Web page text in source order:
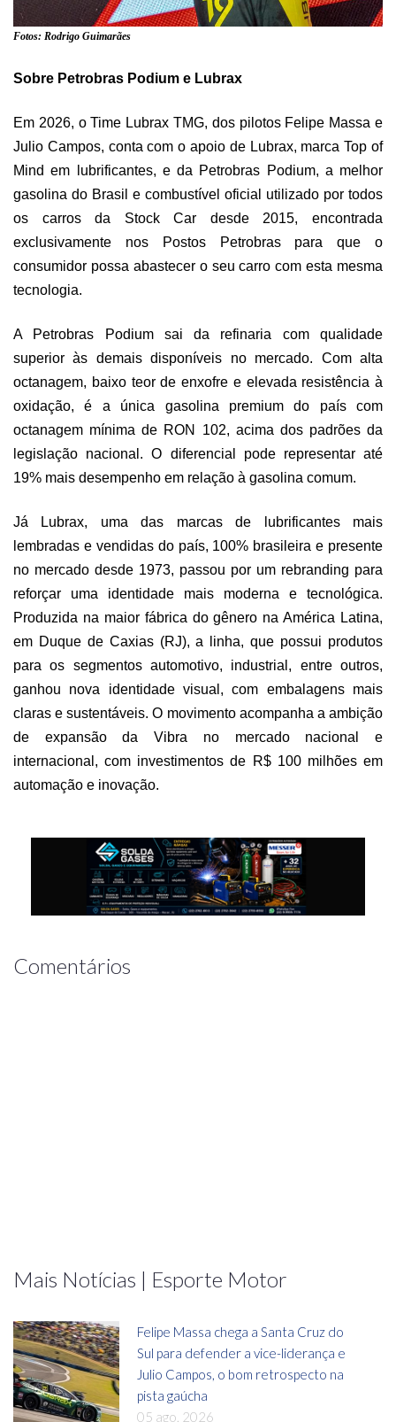
Fotos: Rodrigo Guimarães
Sobre Petrobras Podium e Lubrax
Em 2026, o Time Lubrax TMG, dos pilotos Felipe Massa e
Julio Campos, conta com o apoio de Lubrax, marca Top of
Mind em lubrificantes, e da Petrobras Podium, a melhor
gasolina do Brasil e combustível oficial utilizado por todos
os carros da Stock Car desde 2015, encontrada
exclusivamente nos Postos Petrobras para que o
consumidor possa abastecer o seu carro com esta mesma
tecnologia.
A Petrobras Podium sai da refinaria com qualidade
superior às demais disponíveis no mercado. Com alta
octanagem, baixo teor de enxofre e elevada resistência à
oxidação, é a única gasolina premium do país com
octanagem mínima de RON 102, acima dos padrões da
legislação nacional. O diferencial pode representar até
19% mais desempenho em relação à gasolina comum.
Já Lubrax, uma das marcas de lubrificantes mais
lembradas e vendidas do país, 100% brasileira e presente
no mercado desde 1973, passou por um rebranding para
reforçar uma identidade mais moderna e tecnológica.
Produzida na maior fábrica do gênero na América Latina,
em Duque de Caxias (RJ), a linha, que possui produtos
para os segmentos automotivo, industrial, entre outros,
ganhou nova identidade visual, com embalagens mais
claras e sustentáveis. O movimento acompanha a ambição
de expansão da Vibra no mercado nacional e
internacional, com investimentos de R$ 100 milhões em
automação e inovação.
Comentários
Mais Notícias | Esporte Motor
Felipe Massa chega a Santa Cruz do
Sul para defender a vice-liderança e
Julio Campos, o bom retrospecto na
pista gaúcha
05 ago, 2026